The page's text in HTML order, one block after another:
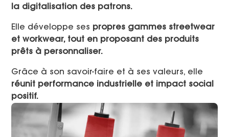
la digitalisation des patrons.
Elle développe ses propres gammes streetwear
et workwear, tout en proposant des produits
prêts à personnaliser.
Grâce à son savoir-faire et à ses valeurs, elle
réunit performance industrielle et impact social
positif.